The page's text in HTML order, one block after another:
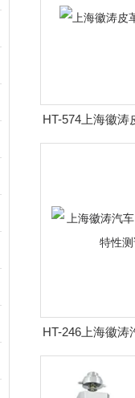
HT-574上海徽涛
HT-246上海徽涛
滴特性